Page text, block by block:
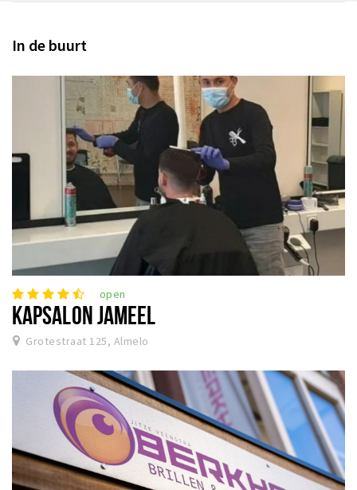
In de buurt
open
KAPSALON JAMEEL
Grotestraat 125, Almelo